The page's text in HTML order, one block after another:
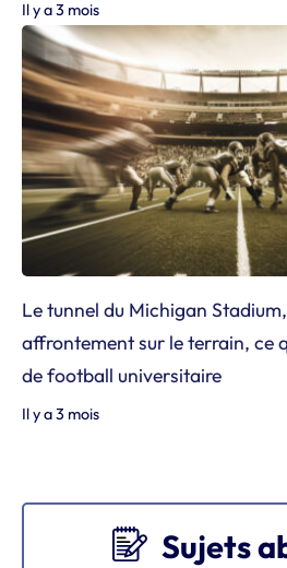
Il y a 3 mois
Le tunnel du Michigan
affrontement sur le terrain, ce
de football universitaire
Il y a 3 mois
Sujets